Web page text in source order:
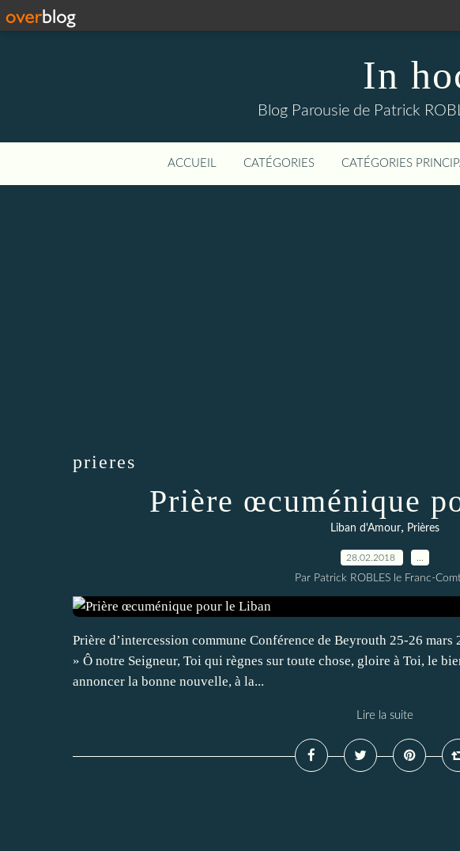
In
Blog Parousie de Patrick
ACCUEIL CATÉGORIES CATÉGORIES
prieres
Prière œcuménique
Liban d'Amour, Prières
28.02.2018
Par Patrick ROBLES le Franc-
Prière d’intercession commune Conférence de Beyrouth 25-26
» Ô notre Seigneur, Toi qui règnes sur toute chose, gloire à Toi, le
annoncer la bonne nouvelle, à la...
Lire la suite